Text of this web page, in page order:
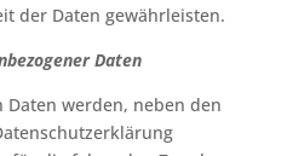
der Daten gewährleisten.
Daten
Daten werden, neben den